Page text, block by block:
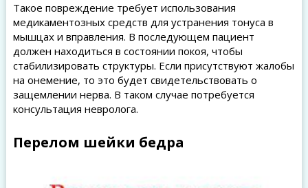
Такое повреждение требует использования
медикаментозных средств для устранения тонуса в
мышцах и вправления. В последующем пациент
должен находиться в состоянии покоя, чтобы
стабилизировать структуры. Если присутствуют жалобы
на онемение, то это будет свидетельствовать о
защемлении нерва. В таком случае потребуется
консультация невролога.
Перелом шейки бедра